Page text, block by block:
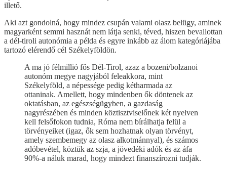
illető.
Aki azt gondolná, hogy mindez csupán valami olasz belügy, aminek
magyarként semmi hasznát nem látja senki, téved, hiszen bevallottan
a dél-tiroli autonómia a példa és egyre inkább az álom kategóriájába
tartozó elérendő cél Székelyföldön.
A ma jó félmillió fős Dél-Tirol, azaz a bozeni/bolzanoi
autonóm megye nagyjából feleakkora, mint
Székelyföld, a népessége pedig kétharmada az
ottaninak. Amellett, hogy mindenben ők döntenek az
oktatásban, az egészségügyben, a gazdaság
nagyrészében és minden köztisztviselőnek két nyelven
kell felsőfokon tudnia, Róma nem bírálhatja felül a
törvényeiket (igaz, ők sem hozhatnak olyan törvényt,
amely szembemegy az olasz alkotmánnyal), és számos
adóbevétel, köztük az szja, a jövedéki adók és az áfa
90%-a náluk marad, hogy mindezt finanszírozni tudják.